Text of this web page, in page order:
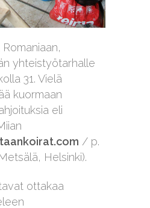
yhteistyötarhalle
31. Vielä
kuormaan
eli
/ p.
Helsinki).
ottakaa